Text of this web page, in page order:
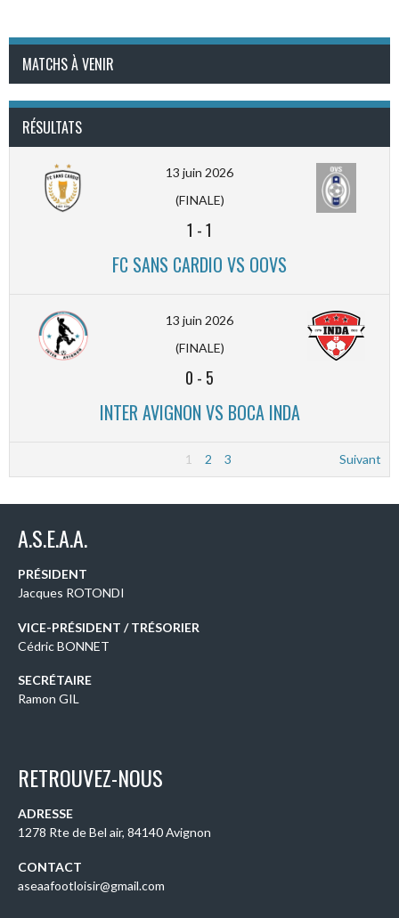
MATCHS À VENIR
RÉSULTATS
13 juin 2026
(FINALE)
1 -1
FC SANS CARDIO VS OOVS
13 juin 2026
(FINALE)
0 - 5
INTER AVIGNON VS BOCA INDA
1 2 3 Suivant
A.S.E.A.A.
PRÉSIDENT
Jacques ROTONDI
VICE-PRÉSIDENT / TRÉSORIER
Cédric BONNET
SECRÉTAIRE
Ramon GIL
RETROUVEZ-NOUS
ADRESSE
1278 Rte de Bel air, 84140 Avignon
CONTACT
aseaafootloisir@gmail.com